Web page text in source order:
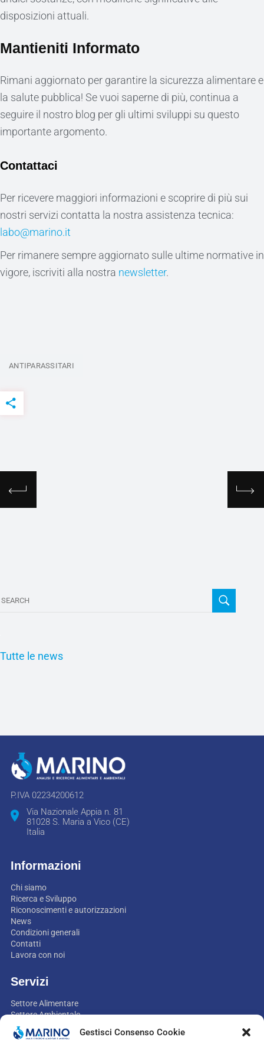
Gestisci Consenso Cookie
disposizioni attuali.
Mantieniti Informato
Rimani aggiornato per garantire la sicurezza alimentare e
la salute pubblica! Se vuoi saperne di più, continua a
seguire il nostro blog per gli ultimi sviluppi su questo
importante argomento.
Contattaci
Per ricevere maggiori informazioni e scoprire di più sui
nostri servizi contatta la nostra assistenza tecnica:
labo@marino.it
Per rimanere sempre aggiornato sulle ultime normative in
vigore, iscriviti alla nostra newsletter.
ANTIPARASSITARI
Tutte le news
P.IVA 02234200612
Via Nazionale Appia n. 81
81028 S. Maria a Vico (CE)
Italia
Informazioni
Chi siamo
Ricerca e Sviluppo
Riconoscimenti e autorizzazioni
News
Condizioni generali
Contatti
Lavora con noi
Servizi
Settore Alimentare
Settore Ambientale
Settore Non-food
Settore Mangimi